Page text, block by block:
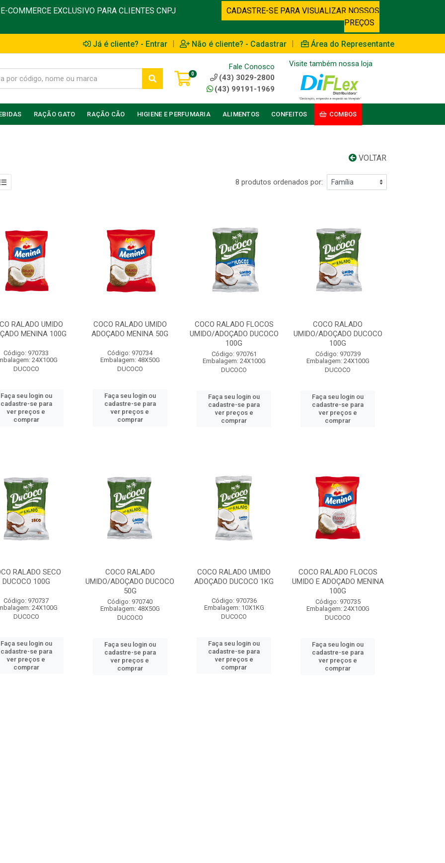
E-COMMERCE EXCLUSIVO PARA CLIENTES CNPJ
CADASTRE-SE PARA VISUALIZAR NOSSOS
PREÇOS
Já é cliente? - Entrar | Não é cliente? - Cadastrar | Área do Representante
0
Fale Conosco
(43) 3029-2800
(43) 99191-1969
Visite também nossa loja
RAÇÃO GATO RAÇÃO CÃO HIGIENE E PERFUMARIA ALIMENTOS CONFEITOS COMBOS
VOLTAR
8 produtos ordenados por:
RALADO UMIDO
MENINA 100G
Código: 970733
24X100G
DUCOCO
Faça seu login ou
cadastre-se para
ver preços e
comprar
COCO RALADO UMIDO
ADOÇADO MENINA 50G
Código: 970734
Embalagem: 48X50G
DUCOCO
Faça seu login ou
cadastre-se para
ver preços e
comprar
COCO RALADO FLOCOS
UMIDO/ADOÇADO DUCOCO
100G
Código: 970761
Embalagem: 24X100G
DUCOCO
Faça seu login ou
cadastre-se para
ver preços e
comprar
COCO RALADO
UMIDO/ADOÇADO DUCOCO
100G
Código: 970739
Embalagem: 24X100G
DUCOCO
Faça seu login ou
cadastre-se para
ver preços e
comprar
RALADO SECO
DUCOCO 100G
Código: 970737
24X100G
DUCOCO
Faça seu login ou
cadastre-se para
ver preços e
comprar
COCO RALADO
UMIDO/ADOÇADO DUCOCO
50G
Código: 970740
Embalagem: 48X50G
DUCOCO
Faça seu login ou
cadastre-se para
ver preços e
comprar
COCO RALADO UMIDO
ADOÇADO DUCOCO 1KG
Código: 970736
Embalagem: 10X1KG
DUCOCO
Faça seu login ou
cadastre-se para
ver preços e
comprar
COCO RALADO FLOCOS
UMIDO E ADOÇADO MENINA
100G
Código: 970735
Embalagem: 24X100G
DUCOCO
Faça seu login ou
cadastre-se para
ver preços e
comprar